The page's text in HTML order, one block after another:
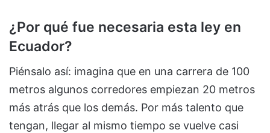
¿Por qué fue necesaria esta ley en
Ecuador?
Piénsalo así: imagina que en una carrera de 100
metros algunos corredores empiezan 20 metros
más atrás que los demás. Por más talento que
tengan, llegar al mismo tiempo se vuelve casi